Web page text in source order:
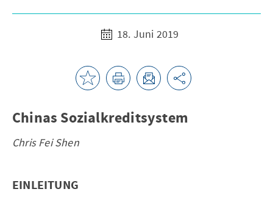
18. Juni 2019
Chinas Sozialkreditsystem
Chris Fei Shen
EINLEITUNG